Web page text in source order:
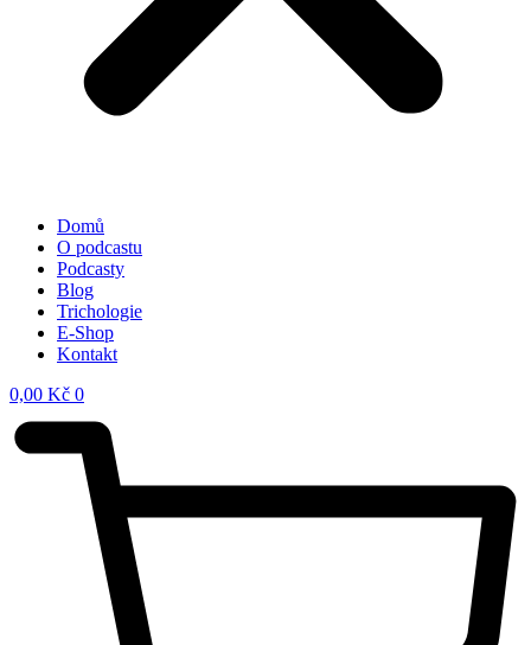
Domů
O podcastu
Podcasty
Blog
Trichologie
E-Shop
Kontakt
0,00 Kč 0